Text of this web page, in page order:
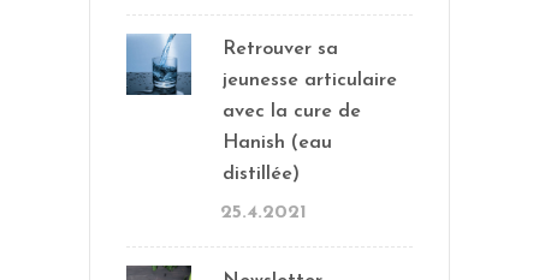
Retrouver sa
jeunesse articulaire
avec la cure de
Hanish (eau
distillée)
25.4.2021